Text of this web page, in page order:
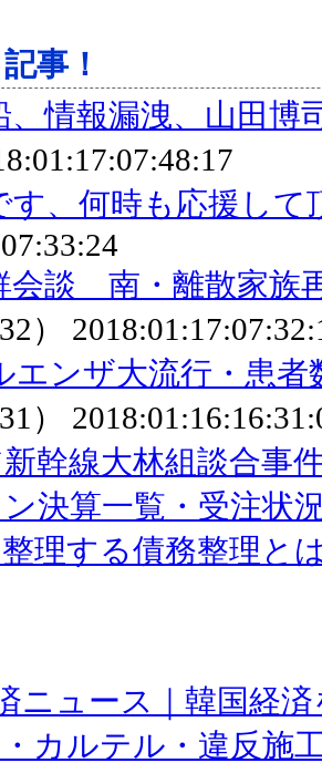
事！
、情報漏洩、山田博
す、何時も応援し
会談 南・離散家族
）
エンザ大流行・患
）
幹線大林組談合事
決算一覧・受注状
理する債務整理と
ニュース｜韓国経
・カルテル・違反施